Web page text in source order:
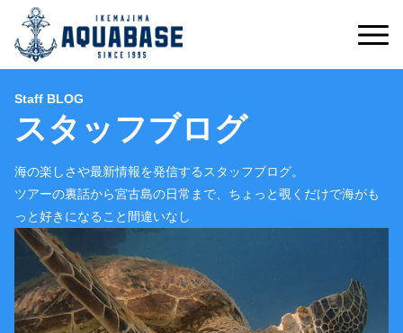
Staff BLOG
スタッフブログ
海の楽しさや最新情報を発信するスタッフブログ。
ツアーの裏話から宮古島の日常まで、ちょっと覗くだけで海がも
っと好きになること間違いなし